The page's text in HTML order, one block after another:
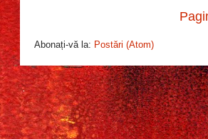
Abonați-vă la: Postări (Atom)